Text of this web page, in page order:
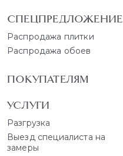
СПЕЦПРЕДЛОЖЕНИЕ
Распродажа плитки
Распродажа обоев
ПОКУПАТЕЛЯМ
УСЛУГИ
Разгрузка
Выезд специалиста на
замеры